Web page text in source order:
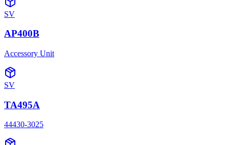
SV
AP400B
Accessory Unit
SV
TA495A
44430-3025